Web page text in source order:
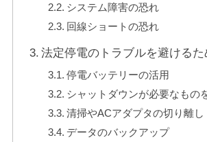
システム障害の恐れ
回線ショートの恐れ
法定停電のトラブルを避けるた
停電バッテリーの活用
シャットダウンが必要なもの
清掃やACアダプタの切り離し
データのバックアップ